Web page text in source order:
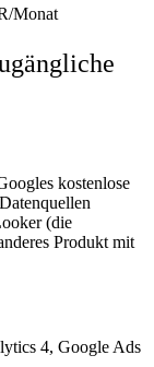
Monat
kostenlose
(die
Produkt mit
4, Google Ads